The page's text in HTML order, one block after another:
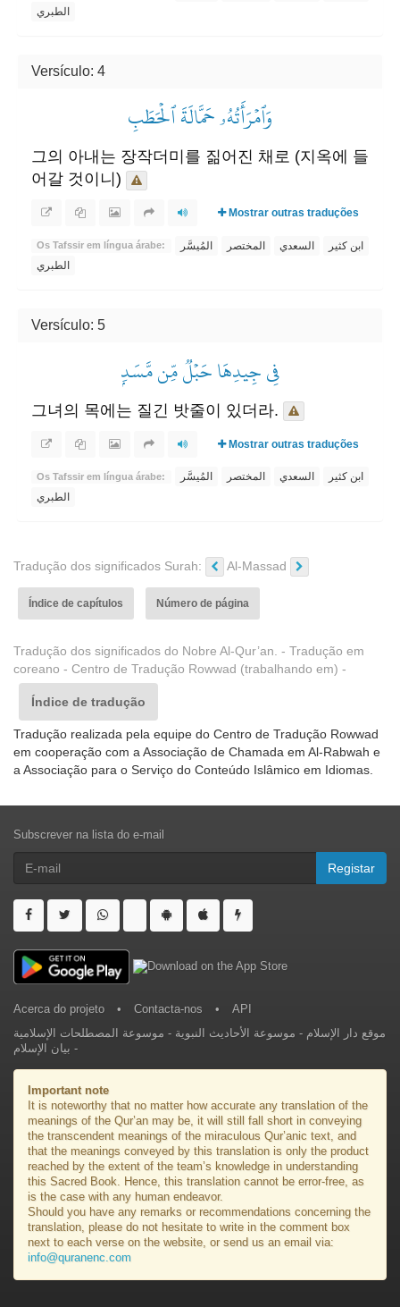
الطبري
Versículo: 4
وَٱمۡرَأَتُهُۥ حَمَّالَةَ ٱلۡحَطَبِ
그의 아내는 장작더미를 짊어진 채로 (지옥에 들
어갈 것이니)
Mostrar outras traduções
Os Tafssir em língua árabe: المُيسَّر المختصر السعدي
ابن كثير
الطبري
Versículo: 5
فِي جِيدِهَا حَبۡلٞ مِّن مَّسَدِۭ
그녀의 목에는 질긴 밧줄이 있더라.
Mostrar outras traduções
Os Tafssir em língua árabe: المُيسَّر المختصر السعدي
ابن كثير
الطبري
Tradução dos significados Surah: Al-Massad
Índice de capítulos Número de página
Tradução dos significados do Nobre Al-Qur’an. - Tradução em
coreano - Centro de Tradução Rowwad (trabalhando em) -
Índice de tradução
Tradução realizada pela equipe do Centro de Tradução Rowwad
em cooperação com a Associação de Chamada em Al-Rabwah e
a Associação para o Serviço do Conteúdo Islâmico em Idiomas.
Subscrever na lista do e-mail
Registar
Acerca do projeto • Contacta-nos •
API
موقع دار الإسلام - موسوعة الأحاديث النبوية - موسوعة المصطلحات الإسلامية
- بيان الإسلام
Important note
It is noteworthy that no matter how accurate any translation of the
meanings of the Qur’an may be, it will still fall short in conveying
the transcendent meanings of the miraculous Qur’anic text, and
that the meanings conveyed by this translation is only the product
reached by the extent of the team’s knowledge in understanding
this Sacred Book. Hence, this translation cannot be error-free, as
is the case with any human endeavor.
Should you have any remarks or recommendations concerning the
translation, please do not hesitate to write in the comment box
next to each verse on the website, or send us an email via:
info@quranenc.com